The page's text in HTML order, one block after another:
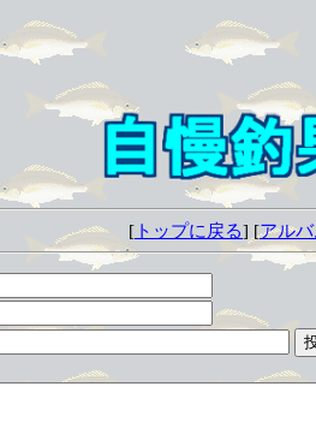
[ トップに戻る] [アル